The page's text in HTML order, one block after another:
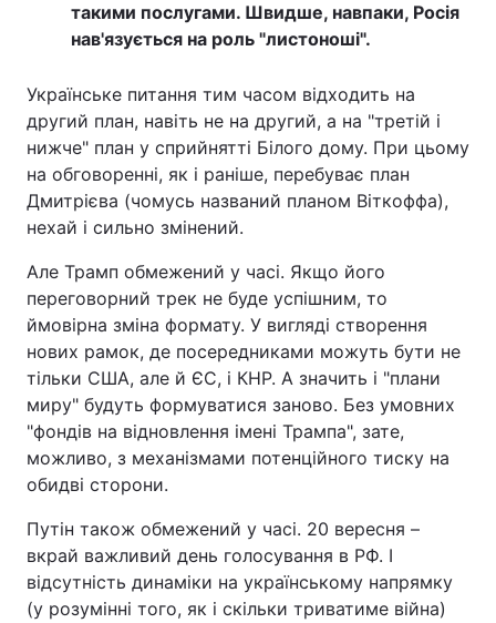
такими послугами. Швидше, навпаки, Росія
нав'язується на роль "листоноші".
Українське питання тим часом відходить на
другий план, навіть не на другий, а на "третій і
нижче" план у сприйнятті Білого дому. При цьому
на обговоренні, як і раніше, перебуває план
Дмитрієва (чомусь названий планом Віткоффа),
нехай і сильно змінений.
Але Трамп обмежений у часі. Якщо його
переговорний трек не буде успішним, то
ймовірна зміна формату. У вигляді створення
нових рамок, де посередниками можуть бути не
тільки США, але й ЄС, і КНР. А значить і "плани
миру" будуть формуватися заново. Без умовних
"фондів на відновлення імені Трампа", зате,
можливо, з механізмами потенційного тиску на
обидві сторони.
Путін також обмежений у часі. 20 вересня –
вкрай важливий день голосування в РФ. І
відсутність динаміки на українському напрямку
(у розумінні того, як і скільки триватиме війна)